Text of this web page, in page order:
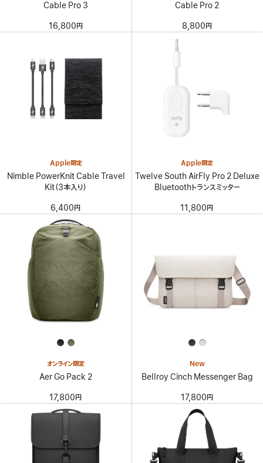
Cable Pro 3
16,800円
Cable Pro 2
8,800円
Apple限定
Nimble PowerKnit Cable Travel
Kit（3本入り）
6,400円
Apple限定
Twelve South AirFly Pro 2 Deluxe
Bluetoothトランスミッター
11,800円
オンライン限定
Aer Go Pack 2
17,800円
New
Bellroy Cinch Messenger Bag
17,800円